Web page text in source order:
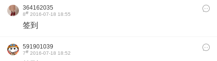
364162035
8# 2016-07-18 18:55
签到
591901039
7# 2016-07-18 18:52